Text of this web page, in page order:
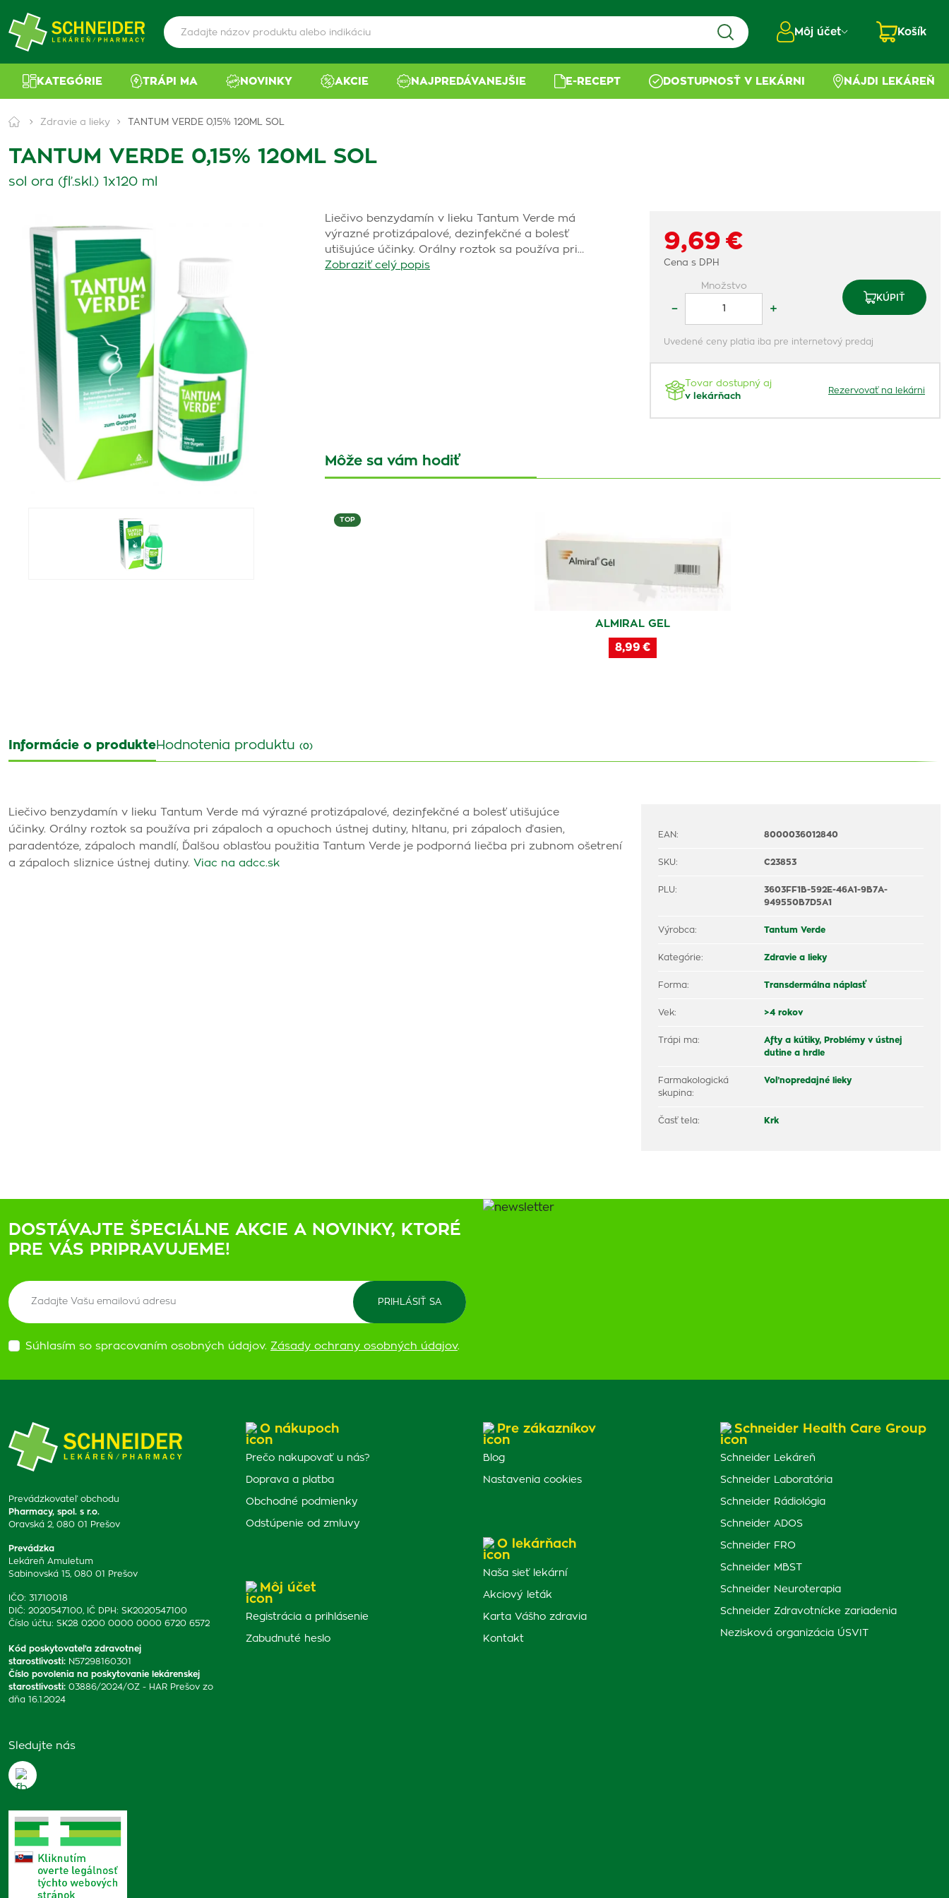
Môj účet Košík
KATEGÓRIE TRÁPI MA NOVINKY AKCIE NAJPREDÁVANEJŠIE E-RECEPT DOSTUPNOSŤ V LEKÁRNI NÁJDI LEKÁREŇ
Zdravie a lieky TANTUM VERDE 0,15% 120ML SOL
TANTUM VERDE 0,15% 120ML SOL
sol ora (fľ.skl.) 1x120 ml
Liečivo benzydamín v lieku Tantum Verde má
výrazné protizápalové, dezinfekčné a bolesť
utišujúce účinky. Orálny roztok sa používa pri…
Zobraziť celý popis
9,69 €
Cena s DPH
Množstvo
– +
KÚPIŤ
Uvedené ceny platia iba pre internetový predaj
Tovar dostupný aj
v lekárňach
Rezervovať na lekárni
Môže sa vám hodiť
TOP
ALMIRAL GEL
8,99 €
Informácie o produkteHodnotenia produktu (0)
Liečivo benzydamín v lieku Tantum Verde má výrazné protizápalové, dezinfekčné a bolesť utišujúce
účinky. Orálny roztok sa používa pri zápaloch a opuchoch ústnej dutiny, hltanu, pri zápaloch ďasien,
paradentóze, zápaloch mandlí, Ďalšou oblasťou použitia Tantum Verde je podporná liečba pri zubnom ošetrení
a zápaloch sliznice ústnej dutiny. Viac na adcc.sk
EAN: 8000036012840
SKU: C23853
PLU:
3603FF1B-592E-46A1-9B7A-
949550B7D5A1
Výrobca: Tantum Verde
Kategórie: Zdravie a lieky
Forma: Transdermálna náplasť
Vek: >4 rokov
Trápi ma: Afty a kútiky, Problémy v ústnej
dutine a hrdle
Farmakologická
skupina:
Voľnopredajné lieky
Časť tela: Krk
DOSTÁVAJTE ŠPECIÁLNE AKCIE A NOVINKY, KTORÉ
PRE VÁS PRIPRAVUJEME!
Súhlasím so spracovaním osobných údajov. Zásady ochrany osobných údajov.
Prevádzkovateľ obchodu
Pharmacy, spol. s r.o.
Oravská 2, 080 01 Prešov
Prevádzka
Lekáreň Amuletum
Sabinovská 15, 080 01 Prešov
IČO: 31710018
DIČ: 2020547100, IČ DPH: SK2020547100
Číslo účtu: SK28 0200 0000 0000 6720 6572
Kód poskytovateľa zdravotnej
starostlivosti: N57298160301
Číslo povolenia na poskytovanie lekárenskej
starostlivosti: 03886/2024/OZ - HAR Prešov zo
dňa 16.1.2024
Sledujte nás
O nákupoch
Prečo nakupovať u nás?
Doprava a platba
Obchodné podmienky
Odstúpenie od zmluvy
Môj účet
Registrácia a prihlásenie
Zabudnuté heslo
Pre zákazníkov
Blog
Nastavenia cookies
O lekárňach
Naša sieť lekární
Akciový leták
Karta Vášho zdravia
Kontakt
Schneider Health Care Group
Schneider Lekáreň
Schneider Laboratória
Schneider Rádiológia
Schneider ADOS
Schneider FRO
Schneider MBST
Schneider Neuroterapia
Schneider Zdravotnícke zariadenia
Nezisková organizácia ÚSVIT